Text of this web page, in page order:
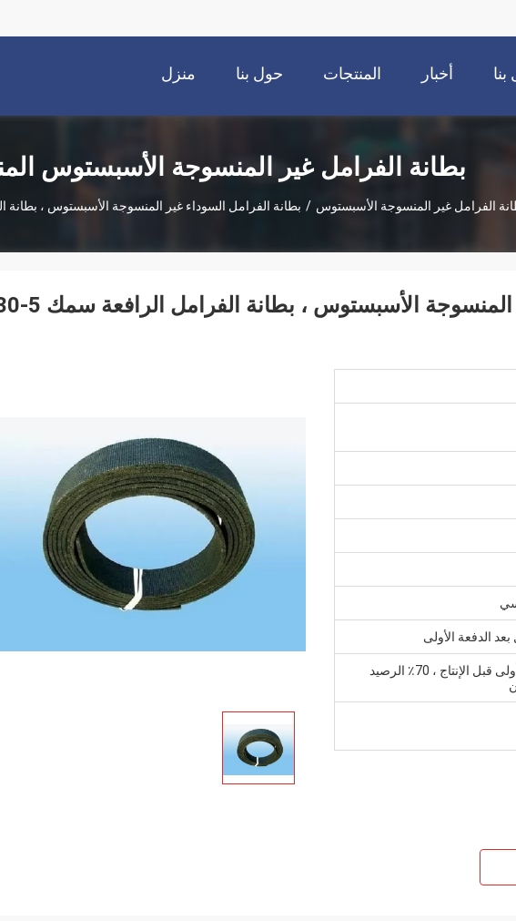
منزل حول بنا المنتجات أخبار
بطانة الفرامل غير المنسوجة الأسبستوس
الفرامل غير المنسوجة الأسبستوس / بطانة الفرامل السوداء غير المنسوجة الأسبستوس ، بطانة
بطانة الفرامل السوداء غير المنسوجة الأسبستوس
T / T ، 30٪ دفعة أولى قبل الإنتاج ، 70٪ الرصيد